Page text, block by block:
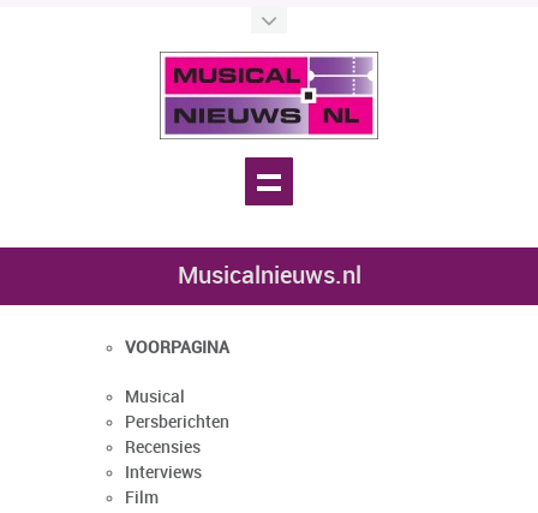
Musicalnieuws.nl
VOORPAGINA
Musical
Persberichten
Recensies
Interviews
Film